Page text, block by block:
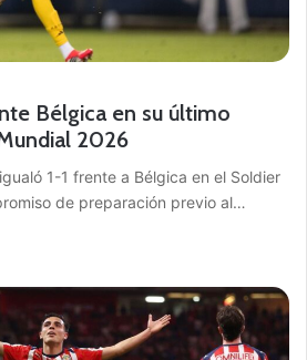
Bélgica en su último
2026
1-1 frente a Bélgica en el Soldier
de preparación previo al…